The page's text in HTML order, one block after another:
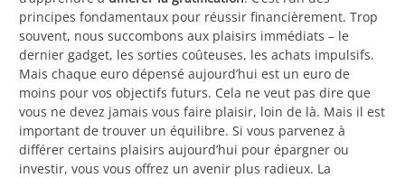
principes fondamentaux pour réussir financièrement. Trop
souvent, nous succombons aux plaisirs immédiats – le
dernier gadget, les sorties coûteuses, les achats impulsifs.
Mais chaque euro dépensé aujourd’hui est un euro de
moins pour vos objectifs futurs. Cela ne veut pas dire que
vous ne devez jamais vous faire plaisir, loin de là. Mais il est
important de trouver un équilibre. Si vous parvenez à
différer certains plaisirs aujourd’hui pour épargner ou
investir, vous vous offrez un avenir plus radieux. La